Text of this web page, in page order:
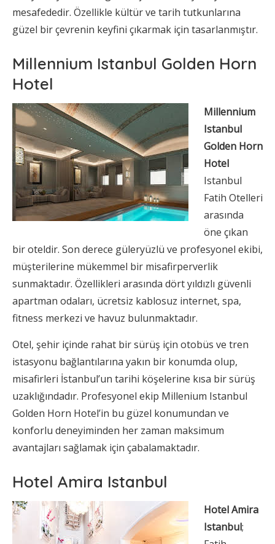
mesafededir. Özellikle kültür ve tarih tutkunlarına
güzel bir çevrenin keyfini çıkarmak için tasarlanmıştır.
Millennium Istanbul Golden Horn
Hotel
Millennium
Istanbul
Golden Horn
Hotel
Istanbul
Fatih Otelleri
arasında
öne çıkan
bir oteldir. Son derece güleryüzlü ve profesyonel ekibi,
müşterilerine mükemmel bir misafirperverlik
sunmaktadır. Özellikleri arasında dört yıldızlı güvenli
apartman odaları, ücretsiz kablosuz internet, spa,
fitness merkezi ve havuz bulunmaktadır.
Otel, şehir içinde rahat bir sürüş için otobüs ve tren
istasyonu bağlantılarına yakın bir konumda olup,
misafirleri İstanbul’un tarihi köşelerine kısa bir sürüş
uzaklığındadır. Profesyonel ekip Millenium Istanbul
Golden Horn Hotel’in bu güzel konumundan ve
konforlu deneyiminden her zaman maksimum
avantajları sağlamak için çabalamaktadır.
Hotel Amira Istanbul
Hotel Amira
Istanbul;